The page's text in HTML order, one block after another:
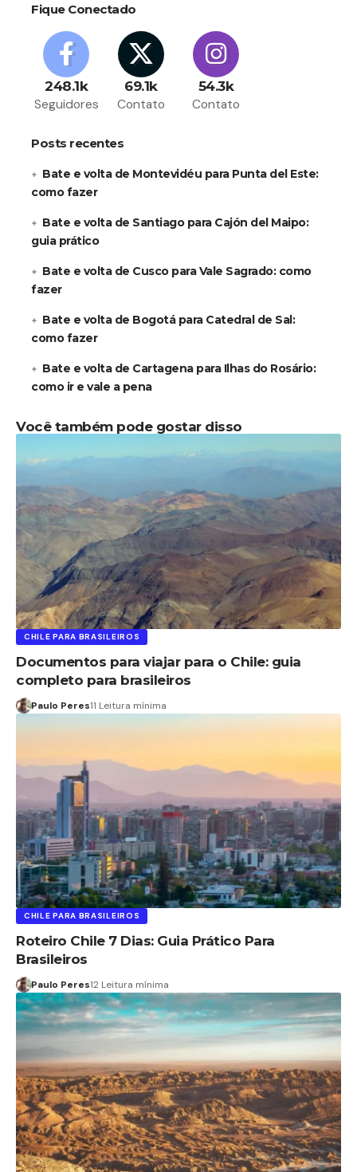
Fique Conectado
248.1k
Seguidores
69.1k
Contato
54.3k
Contato
Posts recentes
Bate e volta de Montevidéu para Punta del Este:
como fazer
Bate e volta de Santiago para Cajón del Maipo:
guia prático
Bate e volta de Cusco para Vale Sagrado: como
fazer
Bate e volta de Bogotá para Catedral de Sal:
como fazer
Bate e volta de Cartagena para Ilhas do Rosário:
como ir e vale a pena
Você também pode gostar disso
CHILE PARA BRASILEIROS
Documentos para viajar para o Chile: guia
completo para brasileiros
Paulo Peres11 Leitura mínima
CHILE PARA BRASILEIROS
Roteiro Chile 7 Dias: Guia Prático Para
Brasileiros
Paulo Peres12 Leitura mínima